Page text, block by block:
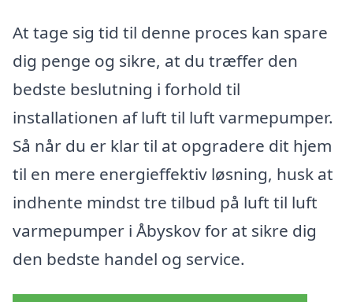
At tage sig tid til denne proces kan spare
dig penge og sikre, at du træffer den
bedste beslutning i forhold til
installationen af luft til luft varmepumper.
Så når du er klar til at opgradere dit hjem
til en mere energieffektiv løsning, husk at
indhente mindst tre tilbud på luft til luft
varmepumper i Åbyskov for at sikre dig
den bedste handel og service.